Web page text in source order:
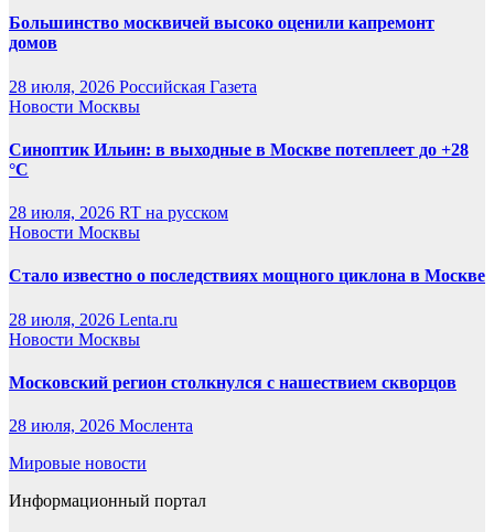
Большинство москвичей высоко оценили капремонт
домов
28 июля, 2026 Российская Газета
Новости Москвы
Синоптик Ильин: в выходные в Москве потеплеет до +28
°C
28 июля, 2026 RT на русском
Новости Москвы
Стало известно о последствиях мощного циклона в Москве
28 июля, 2026 Lenta.ru
Новости Москвы
Московский регион столкнулся с нашествием скворцов
28 июля, 2026 Мослента
Мировые новости
Информационный портал